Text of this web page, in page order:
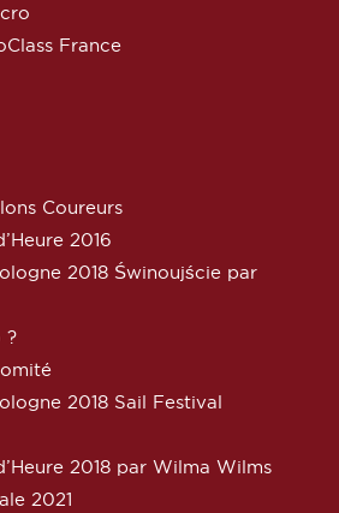
France
Coureurs
2016
2018 Świnoujście par
?
2018 Sail Festival
2018 par Wilma Wilms
2021